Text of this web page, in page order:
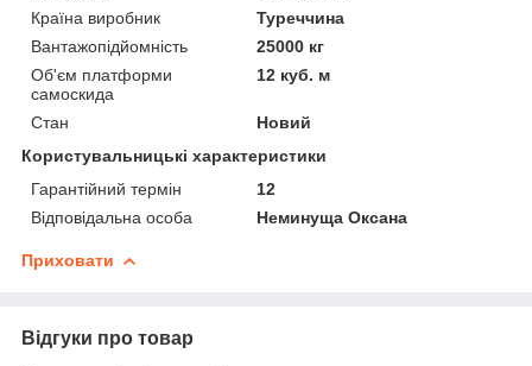
Країна виробник
Туреччина
Вантажопідйомність
25000 кг
Об'єм платформи
самоскида
12 куб. м
Стан
Новий
Користувальницькі характеристики
Гарантійний термін
12
Відповідальна особа
Неминуща Оксана
Приховати
Відгуки про товар